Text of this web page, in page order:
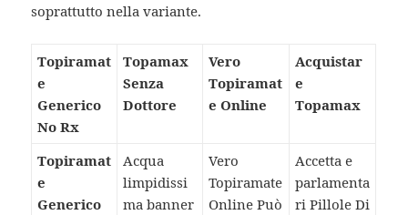
soprattutto nella variante.
Topiramat
e
Generico
No Rx
Topamax
Senza
Dottore
Vero
Topiramat
e Online
Acquistar
e
Topamax
Topiramat
e
Generico
Acqua
limpidissi
ma banner
Vero
Topiramate
Online Può
Accetta e
parlamenta
ri Pillole Di